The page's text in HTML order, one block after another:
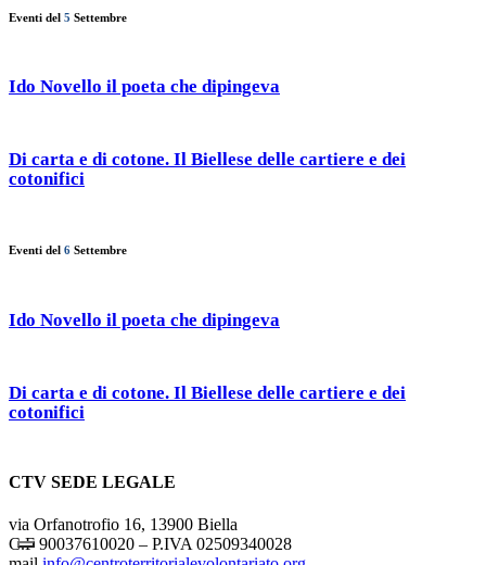
Eventi del 5 Settembre
Ido Novello il poeta che dipingeva
Di carta e di cotone. Il Biellese delle cartiere e dei
cotonifici
Eventi del 6 Settembre
Ido Novello il poeta che dipingeva
Di carta e di cotone. Il Biellese delle cartiere e dei
cotonifici
CTV SEDE LEGALE
via Orfanotrofio 16, 13900 Biella
C.F 90037610020 – P.IVA 02509340028